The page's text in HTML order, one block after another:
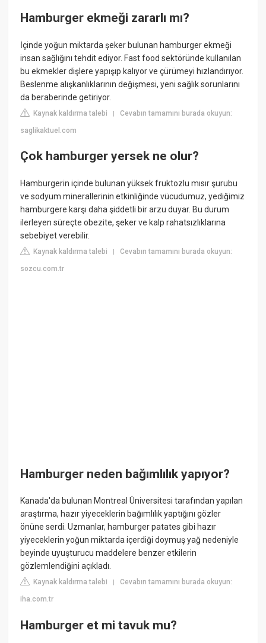
Hamburger ekmeği zararlı mı?
İçinde yoğun miktarda şeker bulunan hamburger ekmeği
insan sağlığını tehdit ediyor. Fast food sektöründe kullanılan
bu ekmekler dişlere yapışıp kalıyor ve çürümeyi hızlandırıyor.
Beslenme alışkanlıklarının değişmesi, yeni sağlık sorunlarını
da beraberinde getiriyor.
Kaynak kaldırma talebi |Cevabın tamamını burada okuyun:
saglikaktuel.com
Çok hamburger yersek ne olur?
Hamburgerin içinde bulunan yüksek fruktozlu mısır şurubu
ve sodyum minerallerinin etkinliğinde vücudumuz, yediğimiz
hamburgere karşı daha şiddetli bir arzu duyar. Bu durum
ilerleyen süreçte obezite, şeker ve kalp rahatsızlıklarına
sebebiyet verebilir.
Kaynak kaldırma talebi |Cevabın tamamını burada okuyun:
sozcu.com.tr
Hamburger neden bağımlılık yapıyor?
Kanada'da bulunan Montreal Üniversitesi tarafından yapılan
araştırma, hazır yiyeceklerin bağımlılık yaptığını gözler
önüne serdi. Uzmanlar, hamburger patates gibi hazır
yiyeceklerin yoğun miktarda içerdiği doymuş yağ nedeniyle
beyinde uyuşturucu maddelere benzer etkilerin
gözlemlendiğini açıkladı.
Kaynak kaldırma talebi |Cevabın tamamını burada okuyun:
iha.com.tr
Hamburger et mi tavuk mu?